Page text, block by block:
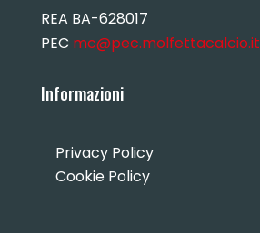
REA BA-628017
PEC mc@pec.molfettacalcio.it
Informazioni
Privacy Policy
Cookie Policy